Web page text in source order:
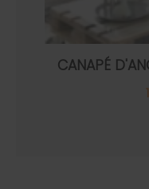
CANAPÉ